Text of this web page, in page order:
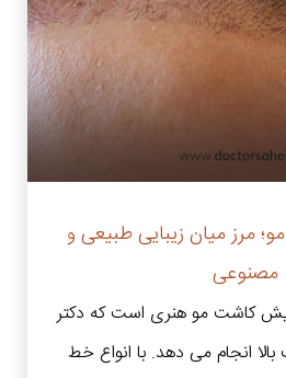
مرز میان زیبایی طبیعی و
مصنوعی
کاشت مو هنری است که دکتر
انجام می دهد. با انواع خط